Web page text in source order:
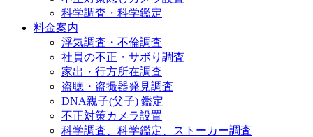
科学調査・科学鑑定
料金案内
浮気調査・不倫調査
社員の不正・サボり調査
家出・行方所在調査
盗聴・盗撮器発見調査
DNA親子(父子) 鑑定
不正対策カメラ設置
科学調査、科学鑑定、ストーカー調査